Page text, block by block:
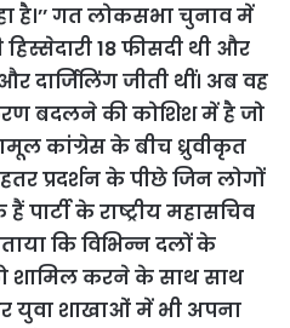
है।’’ गत लोकसभा चुनाव में
18 फीसदी थी और
जीती थीं। अब वह
बदलने की कोशिश में है जो
कांग्रेस के बीच ध्रुवीकृत
प्रदर्शन के पीछे जिन लोगों
के राष्ट्रीय महासचिव
कि विभिन्न दलों के
शामिल करने के साथ साथ
और युवा शाखाओं में भी अपना